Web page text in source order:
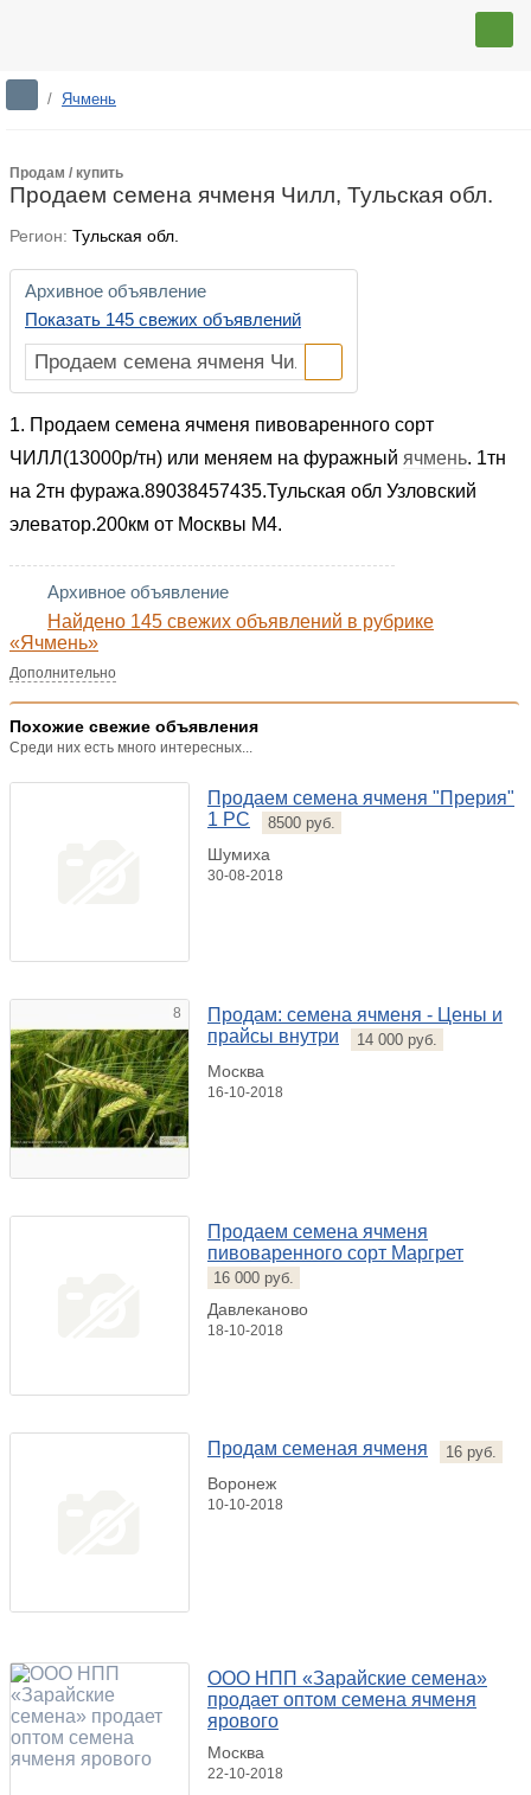
/ Ячмень
Продам / купить
Продаем семена ячменя Чилл, Тульская обл.
Регион: Тульская обл.
Архивное объявление
Показать 145 свежих объявлений
1. Продаем семена ячменя пивоваренного сорт
ЧИЛЛ(13000р/тн) или меняем на фуражный ячмень. 1тн
на 2тн фуража.89038457435.Тульская обл Узловский
элеватор.200км от Москвы М4.
Архивное объявление
Найдено 145 свежих объявлений в рубрике
«Ячмень»
Дополнительно
Похожие свежие объявления
Среди них есть много интересных...
Продаем семена ячменя "Прерия"
1 РС
8500 руб.
Шумиха
30-08-2018
8
Продам: семена ячменя - Цены и
прайсы внутри
14 000 руб.
Москва
16-10-2018
Продаем семена ячменя
пивоваренного сорт Маргрет
16 000 руб.
Давлеканово
18-10-2018
Продам семеная ячменя
16 руб.
Воронеж
10-10-2018
ООО НПП «Зарайские семена»
продает оптом семена ячменя
ярового
Москва
22-10-2018